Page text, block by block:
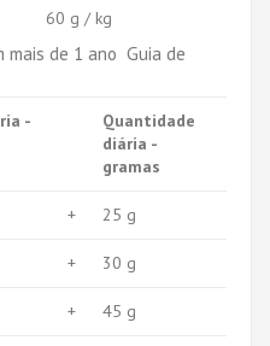
60 g / kg
de 1 ano Guia de
-
Quantidade
diária -
gramas
+ 25 g
+ 30 g
+ 45 g